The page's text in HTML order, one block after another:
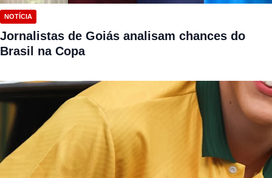
NOTÍCIA
Jornalistas de Goiás analisam chances do
Brasil na Copa